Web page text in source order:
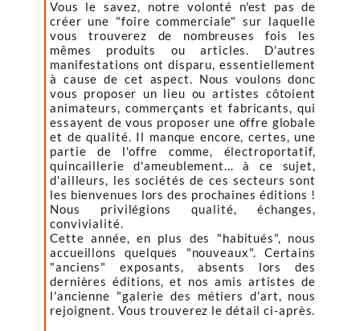
Vous le savez, notre volonté n'est pas de
créer une "foire commerciale" sur laquelle
vous trouverez de nombreuses fois les
mêmes produits ou articles. D'autres
manifestations ont disparu, essentiellement
à cause de cet aspect. Nous voulons donc
vous proposer un lieu ou artistes côtoient
animateurs, commerçants et fabricants, qui
essayent de vous proposer une offre globale
et de qualité. Il manque encore, certes, une
partie de l'offre comme, électroportatif,
quincaillerie d'ameublement... à ce sujet,
d'ailleurs, les sociétés de ces secteurs sont
les bienvenues lors des prochaines éditions !
Nous privilégions qualité, échanges,
convivialité.
Cette année, en plus des "habitués", nous
accueillons quelques "nouveaux". Certains
"anciens" exposants, absents lors des
dernières éditions, et nos amis artistes de
l'ancienne "galerie des métiers d'art, nous
rejoignent. Vous trouverez le détail ci-après.